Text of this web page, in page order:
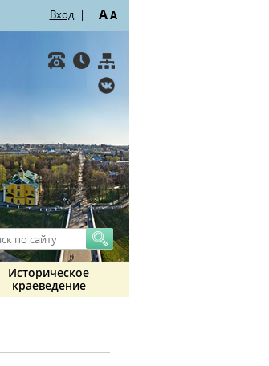
Вход | AA
Историческое
краеведение